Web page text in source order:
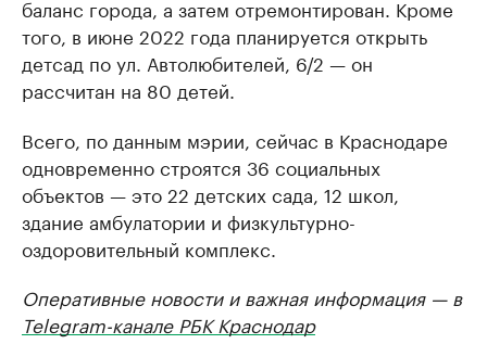
баланс города, а затем отремонтирован. Кроме
того, в июне 2022 года планируется открыть
детсад по ул. Автолюбителей, 6/2 — он
рассчитан на 80 детей.
Всего, по данным мэрии, сейчас в Краснодаре
одновременно строятся 36 социальных
объектов — это 22 детских сада, 12 школ,
здание амбулатории и физкультурно-
оздоровительный комплекс.
Оперативные новости и важная информация — в
Telegram-канале РБК Краснодар